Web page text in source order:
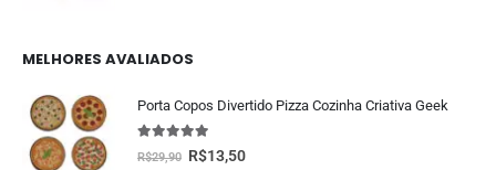
MELHORES AVALIADOS
Porta Copos Divertido Pizza Cozinha Criativa Geek
5.00 fora de 5
R$29,90 R$13,50